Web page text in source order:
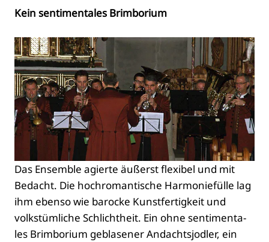
Kein sen­ti­men­ta­les Brim­bo­ri­um
Das Ensem­ble agier­te äußerst fle­xi­bel und mit
Bedacht. Die hoch­ro­man­ti­sche Har­mo­nie­fül­le lag
ihm eben­so wie baro­cke Kunst­fer­tig­keit und
volks­tüm­li­che Schlicht­heit. Ein ohne sen­ti­men­ta­
les Brim­bo­ri­um gebla­se­ner Andachts­jod­ler, ein